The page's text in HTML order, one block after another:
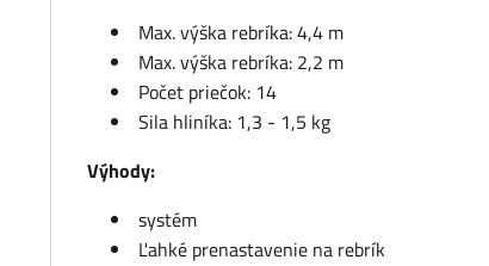
Max. výška rebríka: 4,4 m
Max. výška rebríka: 2,2 m
Počet priečok: 14
Sila hliníka: 1,3 - 1,5 kg
Výhody:
systém
Ľahké prenastavenie na rebrík